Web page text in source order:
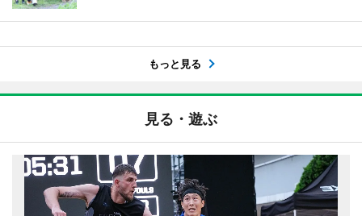
もっと見る
見る・遊ぶ